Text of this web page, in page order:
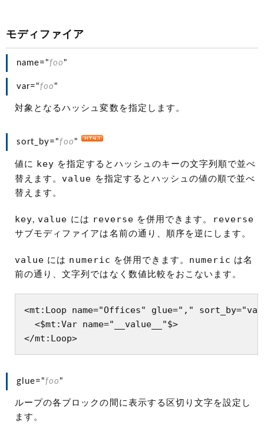
モディファイア
name="foo "
var="foo "
対象となるハッシュ変数を指定します。
sort_by="foo "
値に key を指定するとハッシュのキーの文字列順で並べ
替えます。value を指定するとハッシュの値の順で並べ
替えます。
key,value には reverse を併用できます。 reverse
サブモディファイアは名前の通り、順序を逆にします。
value には numeric を併用できます。 numeric は名
前の通り、文字列ではなく数値比較をおこないます。
<mt:Loop name="Offices" glue=","
  <$mt:Var name="__value__"$>
</mt:Loop>
glue="foo "
ループの各ブロックの間に表示する区切り文字を設定し
ます。